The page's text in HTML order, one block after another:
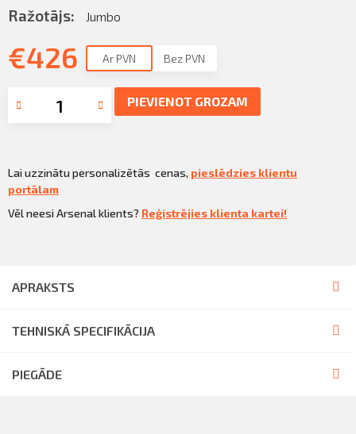
KLIENTU PORTĀLS
KĻŪT PAR KLIENTU
Ražotājs: Jumbo
€426 Ar PVN Bez PVN
PIEVIENOT GROZAM
Lai uzzinātu personalizētās cenas, pieslēdzies klientu
portālam
Vēl neesi Arsenal klients? Reģistrējies klienta kartei!
APRAKSTS
TEHNISKĀ SPECIFIKĀCIJA
PIEGĀDE